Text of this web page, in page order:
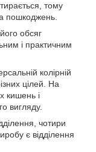
тому
пошкоджень.
обсяг
і практичним
колірній
цілей. На
кишень і
вигляду.
чотири
є відділення